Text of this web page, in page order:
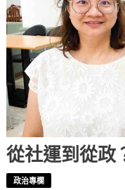
從社運到從政
政治專欄